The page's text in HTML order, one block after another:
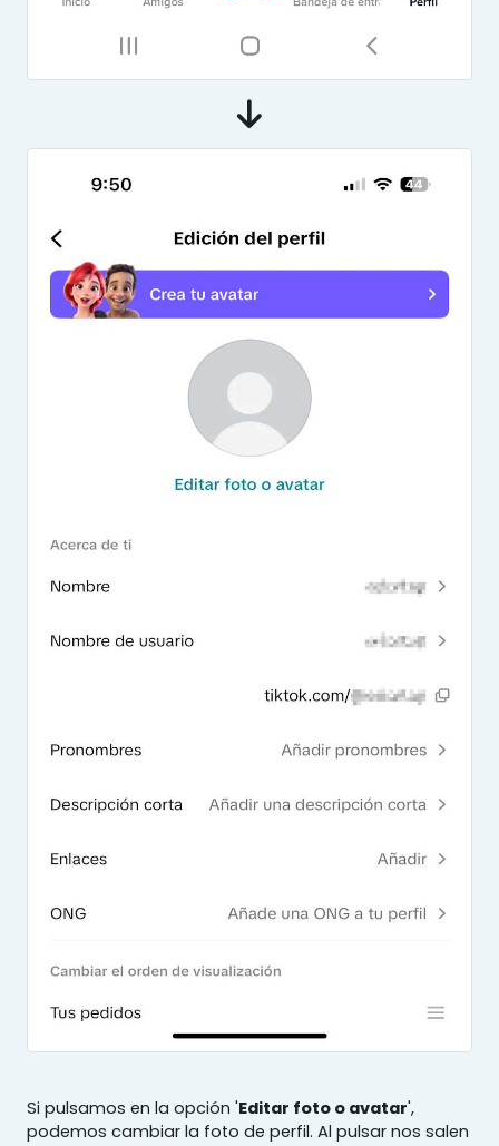
Si pulsamos en la opción 'Editar foto o avatar',
podemos cambiar la foto de perfil. Al pulsar nos salen